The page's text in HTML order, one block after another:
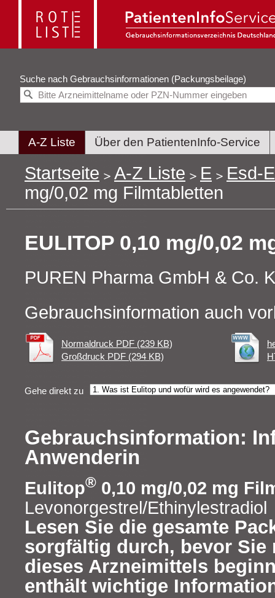
Suche nach Gebrauchsinformationen (Packungsbeilage)
A-Z Liste Über den PatientenInfo-Service
Startseite A-Z Liste E
Esd-
mg/0,02 mg Filmtabletten
EULITOP 0,10 mg/0,02
PUREN Pharma GmbH & Co.
Gebrauchsinformation auch
Normaldruck PDF (239 KB)
Großdruck PDF (294 KB)
Gehe direkt zu
Gebrauchsinformation:
Anwenderin
Eulitop® 0,10 mg/0,02 mg
Levonorgestrel/Ethinylestradiol
Lesen Sie die gesamte
sorgfältig durch, bevor Sie
dieses Arzneimittels
enthält wichtige